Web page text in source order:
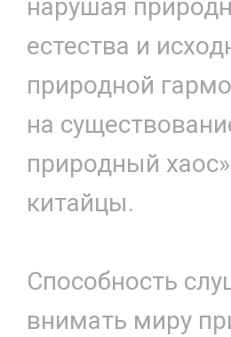
нарушая
естества и
природной
на
природный
китайцы.
Способность
внимать миру